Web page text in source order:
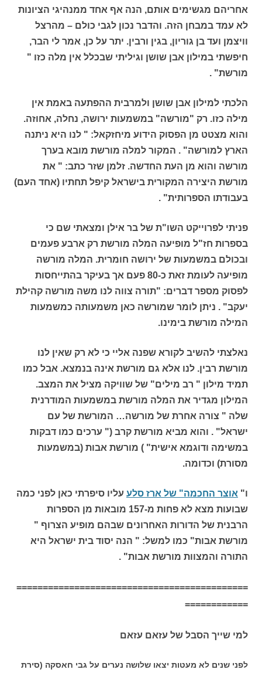
אחריהם מגשימים אותם, הנה אף אחד ממנהיגי הציונות
לא עמד במבחן הזה. והדבר נכון לגבי כולם – מהרצל
וויצמן ועד בן גוריון, בגין ורבין. יתר על כן, אמר לי הבר,
חיפשתי במילון אבן שושן וגיליתי שבכלל אין מלה כזו "
מורשת" .
הלכתי למילון אבן שושן ולמרבית ההפתעה באמת אין
מילה כזו. רק "מורשה" במשמעות ירושה, נחלה, אחוזה.
והוא מצטט מן הפסוק הידוע מיחזקאל: " לנו היא ניתנה
הארץ למורשה" . המקור למלה מורשת מובא בערך
מורשה והוא מן העת החדשה. זלמן שזר כתב: " את
מורשת היצירה המקורית בישראל קיפל תחתיו (אחד העם)
בעבודתו הספרותית" .
פניתי לפרוייקט השו"ת של בר אילן ומצאתי שם כי
בספרות חז"ל מופיעה המלה מורשת רק ארבע פעמים
ובכולם במשמעות של ירושה חומרית. המלה מורשה
מופיעה לעומת זאת כ-80 פעם אך בעיקר בהתייחסות
לפסוק מספר דברים: "תורה צווה לנו משה מורשה קהילת
יעקב" . ניתן לומר שמורשה כאן משמעותה כמשמעות
המילה מורשת בימינו.
נאלצתי להשיב לקורא שפנה אליי כי לא רק שאין לנו
מורשת רבין. לנו אלא גם מורשת אינה בנמצא. אבל כמו
תמיד מילון " רב מילים" של שוויקה מציל את המצב.
המילון מגדיר את המלה מורשת במשמעות המודרנית
שלה " צורה אחרת של מורשה… המורשת של עם
ישראל" . והוא מביא מורשת קרב (" ערכים כמו דבקות
במשימה ודוגמא אישית" ) מורשת אבות (במשמעות
מסורת) וכדומה.
ו" אוצר החכמה" של ארז סלע עליו סיפרתי כאן לפני כמה
שבועות מצא לא פחות מ-157 מובאות מן הספרות
הרבנית של הדורות האחרונים שבהם מופיע הצרוף "
מורשת אבות" כמו למשל: " הנה יסוד בית ישראל היא
התורה והמצוות מורשת אבות" .
============================================
============
למי שייך הסבל של עזאם עזאם
לפני שנים לא מעטות יצאו שלושה נערים על גבי חאסקה (סירת